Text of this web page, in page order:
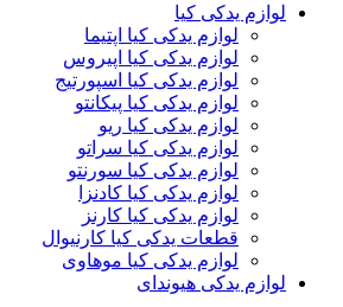
لوازم یدکی کیا
لوازم یدکی کیا اپتیما
لوازم یدکی کیا اپیروس
لوازم یدکی کیا اسپورتیج
لوازم یدکی کیا پیکانتو
لوازم یدکی کیا ریو
لوازم یدکی کیا سراتو
لوازم یدکی کیا سورنتو
لوازم یدکی کیا کادنزا
لوازم یدکی کیا کارنز
قطعات یدکی کیا کارنیوال
لوازم یدکی کیا موهاوی
لوازم یدکی هیوندای